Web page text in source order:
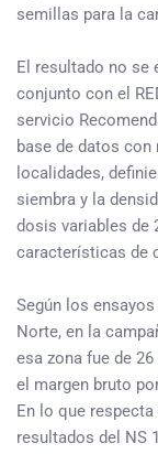
semillas para la
El resultado no se
conjunto con el
servicio
base de datos con
localidades,
siembra y la
dosis variables de
características de
Según los
Norte, en la
esa zona fue de
el margen bruto
En lo que
resultados del NS